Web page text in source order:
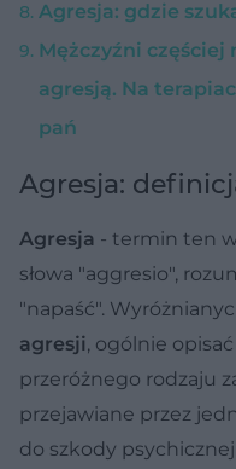
Agresja: gdzie
Mężczyźni
agresją. Na
pań
Agresja:
Agresja - termin ten
słowa "aggresio",
"napaść".
agresji, ogólnie
przeróżnego rodzaju
przejawiane przez
do szkody